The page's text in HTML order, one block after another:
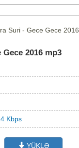
Suri - Gece Gece 2016
2016 mp3
Kbps
YÜKLƏ